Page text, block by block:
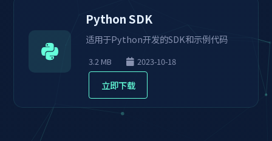
Python SDK
适用于Python开发的SDK和示例代码
3.2 MB 2023-10-18
立即下载